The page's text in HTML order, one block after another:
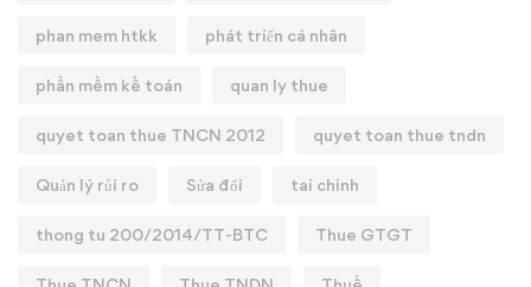
phan mem htkk phát triển cá nhân
phần mềm kế toán quan ly thue
quyet toan thue TNCN 2012 quyet toan thue tndn
Quản lý rủi ro Sửa đổi tai chinh
thong tu 200/2014/TT-BTC Thue GTGT